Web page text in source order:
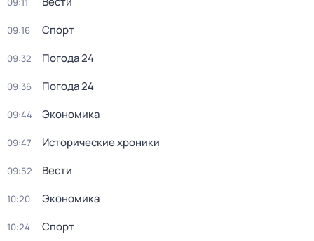
09:16 Спорт
09:32 Погода 24
09:36 Погода 24
09:44 Экономика
09:47 Исторические хроники
09:52 Вести
10:20 Экономика
10:24 Спорт